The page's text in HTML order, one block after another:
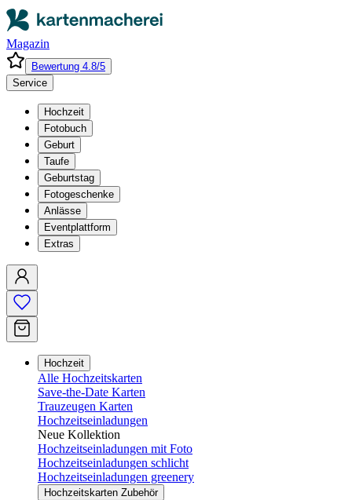
Magazin
Bewertung 4.8/5
Service
Hochzeit
Fotobuch
Geburt
Taufe
Geburtstag
Fotogeschenke
Anlässe
Eventplattform
Extras
Hochzeit
Alle Hochzeitskarten
Save-the-Date Karten
Trauzeugen Karten
Hochzeitseinladungen
Neue Kollektion
Hochzeitseinladungen mit Foto
Hochzeitseinladungen schlicht
Hochzeitseinladungen greenery
Hochzeitskarten Zubehör